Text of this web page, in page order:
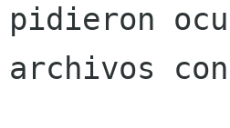
pidieron
archivos con